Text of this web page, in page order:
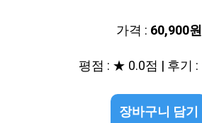
가격 : 60,900원
평점 : ★ 0.0점 | 후기 :
장바구니 담기